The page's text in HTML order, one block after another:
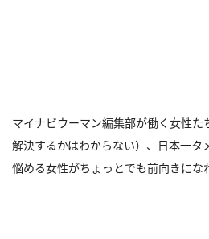
マイナビウーマン編集部が働く女性
解決するかはわからない）、日本一タ
悩める女性がちょっとでも前向きにな